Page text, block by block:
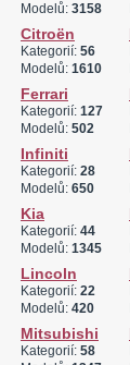
Modelů: 3158
Citroën
Kategorií: 56
Modelů: 1610
Ferrari
Kategorií: 127
Modelů: 502
Infiniti
Kategorií: 28
Modelů: 650
Kia
Kategorií: 44
Modelů: 1345
Lincoln
Kategorií: 22
Modelů: 420
Mitsubishi
Kategorií: 58